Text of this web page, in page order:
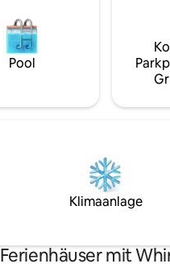
Pool
Klimaanlage
Ferienhäuser mit